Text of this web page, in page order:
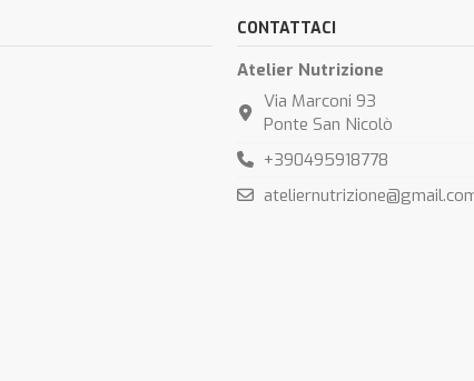
CONTATTACI
Atelier Nutrizione
Via Marconi 93
Ponte San Nicolò
+390495918778